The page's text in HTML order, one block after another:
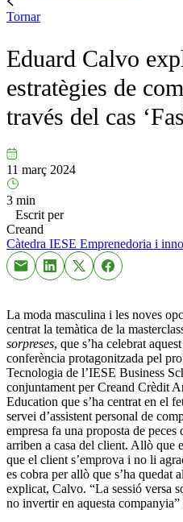
Tornar
Eduard Calvo
estratègies de
través del cas
11 març 2024
3 min
Escrit per
Creand
Càtedra IESE Emprenedoria i
La moda masculina i les noves
centrat la temàtica de la
sorpreses, que s’ha celebrat
conferència protagonitzada pel
Tecnologia de l’IESE Business
conjuntament per Creand Crèdit
Education que s’ha centrat en el
servei d’assistent personal de
empresa fa una proposta de peces
arriben a casa del client. Allò que
que el client s’emprova i no li
es cobra per allò que s’ha quedat
explicat, Calvo. “La sessió versa
no invertir en aquesta